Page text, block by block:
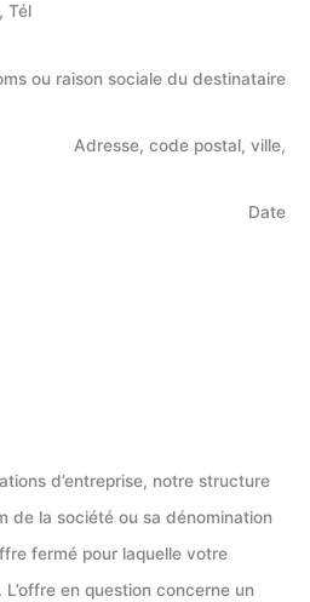
Tél
ou raison sociale du destinataire
Adresse, code postal, ville,
Date
d’entreprise, notre structure
la société ou sa dénomination
fermé pour laquelle votre
en question concerne un